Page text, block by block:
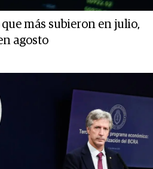
que más subieron en julio,
agosto